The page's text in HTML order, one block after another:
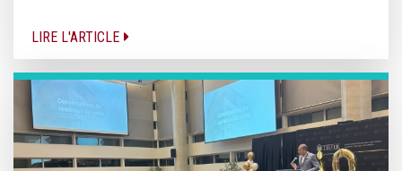
LIRE L'ARTICLE